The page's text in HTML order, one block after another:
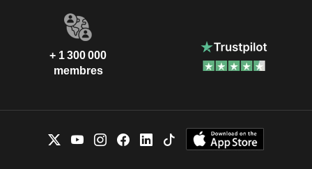
+ 1 300 000
membres